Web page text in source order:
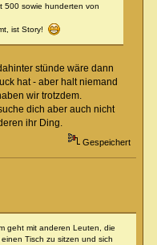
500 sowie hunderten von
ist Story!
stünde wäre dann
hat - aber halt niemand
wir trotzdem.
dich aber auch nicht
ihr Ding.
Gespeichert
geht mit anderen Leuten, die
Tisch zu sitzen und sich